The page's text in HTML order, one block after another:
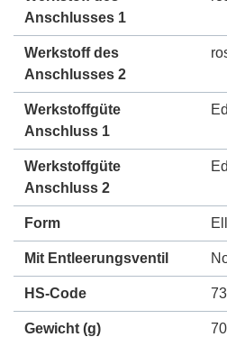
Anschlusses 1
Werkstoff des
Anschlusses 2
Werkstoffgüte
Anschluss 1
Werkstoffgüte
Anschluss 2
Form
Mit Entleerungsventil
HS-Code
Gewicht (g) 70